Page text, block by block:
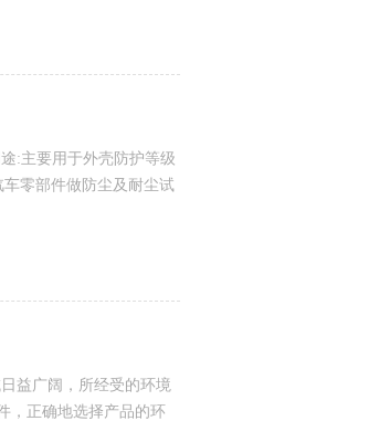
是保证其高质量所*的重
具有典型化、规范化、
:主要用于外壳防护等级
零部件做防尘及耐尘试
门锁等,以及检验产品的
维 护，各项指标都符
益广阔，所经受的环境
，正确地选择产品的环